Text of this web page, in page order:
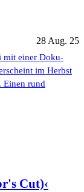
28 Aug. 25
mit einer Doku-
im Herbst
Einen rund
Cut)‹